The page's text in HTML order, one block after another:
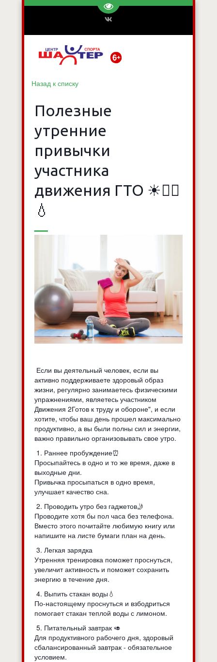
Перейти на версию для
Назад к списку
Полезные
утренние
привычки
участника
движения ГТО ☀🏃‍♂
💧
Если вы деятельный человек, если вы
активно поддерживаете здоровый образ
жизни, регулярно занимаетесь физическими
упражнениями, являетесь участником
Движения 2Готов к труду и обороне", и если
хотите, чтобы ваш день прошел максимально
продуктивно, а вы были полны сил и энергии,
важно правильно организовывать свое утро.
1. Раннее пробуждение⏰
Просыпайтесь в одно и то же время, даже в
выходные дни.
Привычка просыпаться в одно время,
улучшает качество сна.
2. Проводить утро без гаджетов🤳
Проводите хотя бы пол часа без телефона.
Вместо этого почитайте любимую книгу или
напишите на листе бумаги план на день.
3. Легкая зарядка
Утренняя тренировка поможет проснуться,
увеличит активность и поможет сохранить
энергию в течение дня.
4. Выпить стакан воды💧
По-настоящему проснуться и взбодриться
помогает стакан теплой воды с лимоном.
5. Питательный завтрак 🥑
Для продуктивного рабочего дня, здоровый
сбалансированный завтрак - обязательное
условием.